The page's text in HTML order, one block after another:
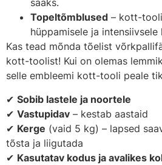
saaks.
Topeltõmblused – kott-
hüppamisele ja intensiivsele
Kas tead mõnda tõelist
kott-toolist! Kui on olemas
selle embleemi kott-tooli peale
✔ Sobib lastele ja noortele
✔ Vastupidav – kestab aastaid
✔ Kerge (vaid 5 kg) – lapsed
tõsta ja liigutada
✔ Kasutatav kodus ja avalikes